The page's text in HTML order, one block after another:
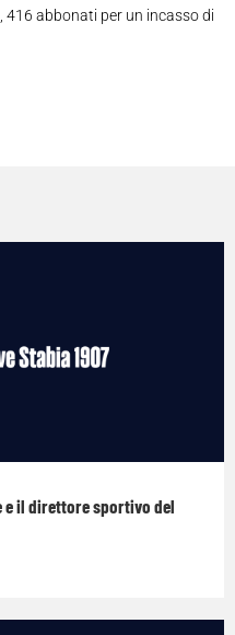
416 abbonati per un incasso di
il direttore sportivo del